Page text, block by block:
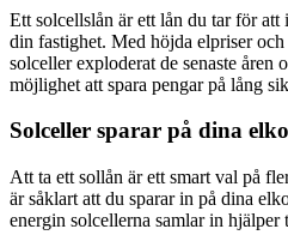
Ett solcellslån är ett lån du tar för att
din fastighet. Med höjda elpriser och
solceller exploderat de senaste åren
möjlighet att spara pengar på lång
Solceller sparar på dina
Att ta ett sollån är ett smart val på
är såklart att du sparar in på dina
energin solcellerna samlar in